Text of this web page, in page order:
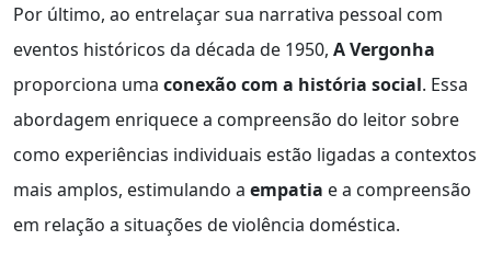
Por último, ao entrelaçar sua narrativa pessoal com
eventos históricos da década de 1950, A Vergonha
proporciona uma conexão com a história social. Essa
abordagem enriquece a compreensão do leitor sobre
como experiências individuais estão ligadas a contextos
mais amplos, estimulando a empatia e a compreensão
em relação a situações de violência doméstica.